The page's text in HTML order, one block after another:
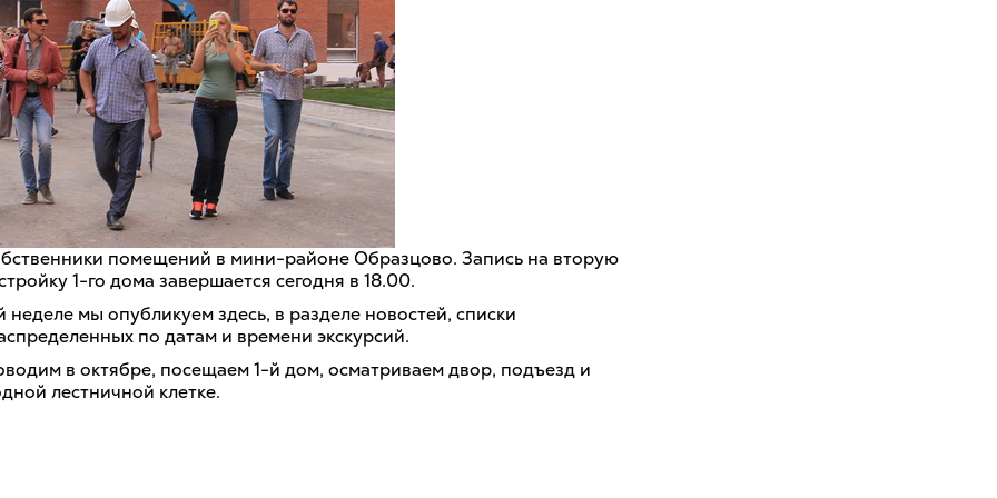
помещений в мини-районе Образцово. Запись на вторую
1-го дома завершается сегодня в 18.00.
мы опубликуем здесь, в разделе новостей, списки
по датам и времени экскурсий.
в октябре, посещаем 1-й дом, осматриваем двор, подъезд и
лестничной клетке.